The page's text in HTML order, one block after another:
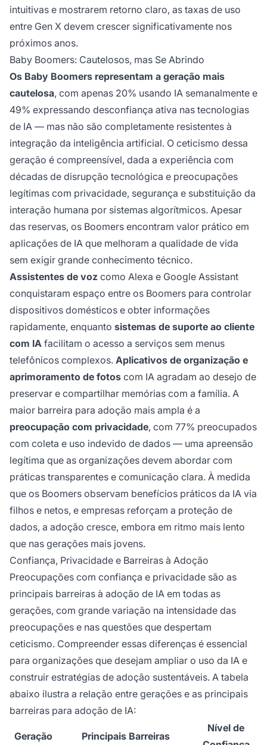
intuitivas e mostrarem retorno claro, as taxas de uso
entre Gen X devem crescer significativamente nos
próximos anos.
Baby Boomers: Cautelosos, mas Se Abrindo
Os Baby Boomers representam a geração mais
cautelosa, com apenas 20% usando IA semanalmente e
49% expressando desconfiança ativa nas tecnologias
de IA — mas não são completamente resistentes à
integração da inteligência artificial. O ceticismo dessa
geração é compreensível, dada a experiência com
décadas de disrupção tecnológica e preocupações
legítimas com privacidade, segurança e substituição da
interação humana por sistemas algorítmicos. Apesar
das reservas, os Boomers encontram valor prático em
aplicações de IA que melhoram a qualidade de vida
sem exigir grande conhecimento técnico.
Assistentes de voz como Alexa e Google Assistant
conquistaram espaço entre os Boomers para controlar
dispositivos domésticos e obter informações
rapidamente, enquanto sistemas de suporte ao cliente
com IA facilitam o acesso a serviços sem menus
telefônicos complexos. Aplicativos de organização e
aprimoramento de fotos com IA agradam ao desejo de
preservar e compartilhar memórias com a família. A
maior barreira para adoção mais ampla é a
preocupação com privacidade, com 77% preocupados
com coleta e uso indevido de dados — uma apreensão
legítima que as organizações devem abordar com
práticas transparentes e comunicação clara. À medida
que os Boomers observam benefícios práticos da IA via
filhos e netos, e empresas reforçam a proteção de
dados, a adoção cresce, embora em ritmo mais lento
que nas gerações mais jovens.
Confiança, Privacidade e Barreiras à Adoção
Preocupações com confiança e privacidade são as
principais barreiras à adoção de IA em todas as
gerações, com grande variação na intensidade das
preocupações e nas questões que despertam
ceticismo. Compreender essas diferenças é essencial
para organizações que desejam ampliar o uso da IA e
construir estratégias de adoção sustentáveis. A tabela
abaixo ilustra a relação entre gerações e as principais
barreiras para adoção de IA:
Geração Principais Barreiras
Nível de